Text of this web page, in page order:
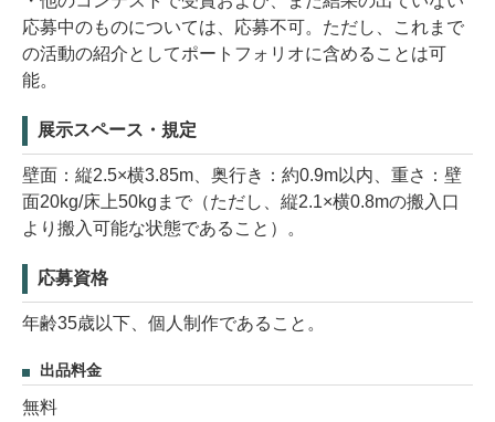
応募中のものについては、応募不可。ただし、これまで
の活動の紹介としてポートフォリオに含めることは可
能。
展示スペース・規定
壁面：縦2.5×横3.85m、奥行き：約0.9m以内、重さ：壁
面20kg/床上50kgまで（ただし、縦2.1×横0.8mの搬入口
より搬入可能な状態であること）。
応募資格
年齢35歳以下、個人制作であること。
出品料金
無料